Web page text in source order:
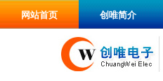
网站首页 创唯简介